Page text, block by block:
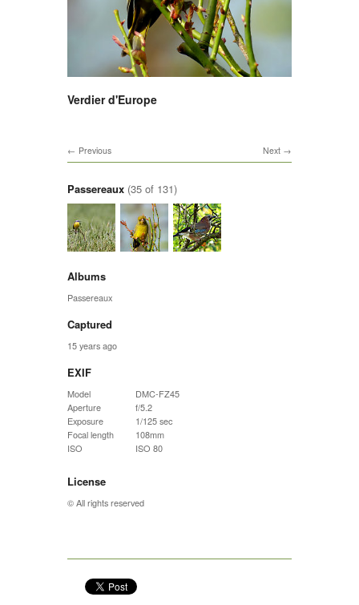
Verdier d'Europe
Next
Previous
Passereaux (35 of 131)
Albums
Passereaux
Captured
15 years ago
EXIF
Model
DMC-FZ45
Aperture
f/5.2
Exposure
1/125 sec
Focal length
108mm
ISO
ISO 80
License
© All rights reserved